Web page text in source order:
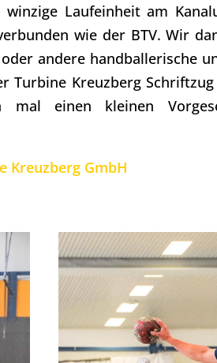
Laufeinheit am
wie der BTV. Wir
andere handballerische
Turbine Kreuzberg
mal einen kleinen
Kreuzberg GmbH